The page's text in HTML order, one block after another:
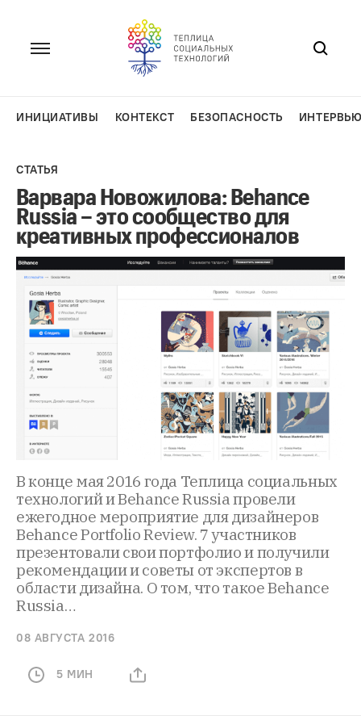
ИНИЦИАТИВЫ КОНТЕКСТ БЕЗОПАСНОСТЬ
СТАТЬЯ
Варвара Новожилова: Behance
Russia – это сообщество для
креативных профессионалов
В конце мая 2016 года Теплица социальных
технологий и Behance Russia провели
ежегодное мероприятие для дизайнеров
Behance Portfolio Review. 7 участников
презентовали свои портфолио и получили
рекомендации и советы от экспертов в
области дизайна. О том, что такое Behance
Russia…
08 АВГУСТА 2016
5 МИН